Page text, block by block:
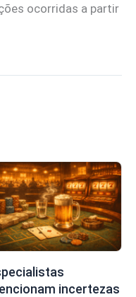
ocorridas a partir
incertezas